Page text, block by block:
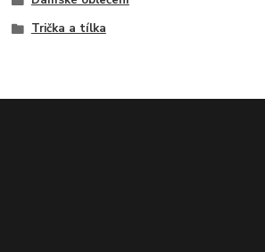
Trička a tílka